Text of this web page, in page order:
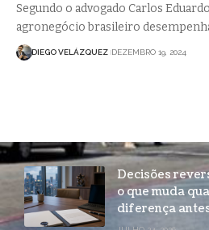
Segundo o advogado Carlos
agronegócio brasileiro
DIEGO VELÁZQUEZ DEZEMBRO 19, 2024
Decisões
o que muda
diferença